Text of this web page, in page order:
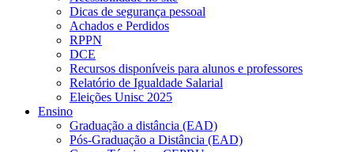
Dicas de segurança pessoal
Achados e Perdidos
RPPN
DCE
Recursos disponíveis para alunos e professores
Relatório de Igualdade Salarial
Eleições Unisc 2025
Ensino
Graduação a distância (EAD)
Pós-Graduação a Distância (EAD)